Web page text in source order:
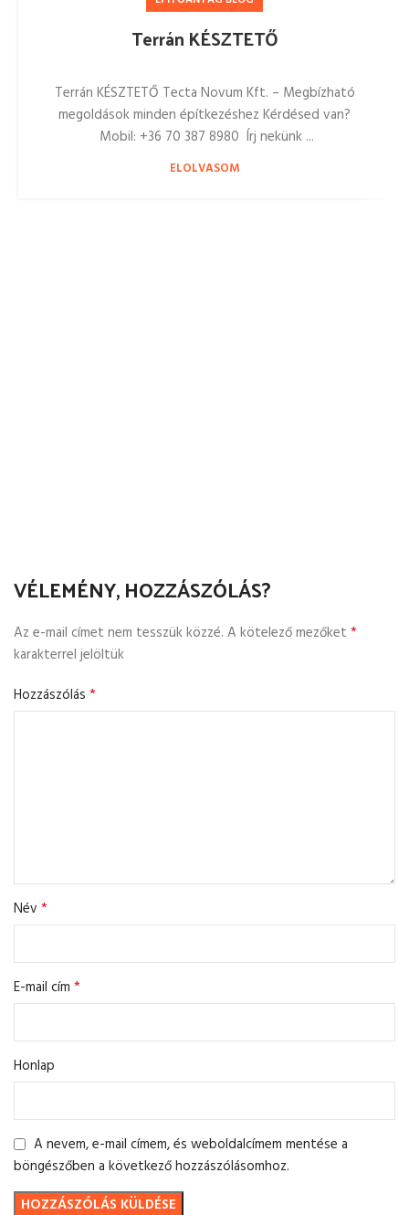
Terrán KÉSZTETŐ
Terrán KÉSZTETŐ Tecta Novum Kft. – Megbízható
megoldások minden építkezéshez Kérdésed van?
Mobil: +36 70 387 8980 Írj nekünk ...
ELOLVASOM
VÉLEMÉNY, HOZZÁSZÓLÁS?
Az e-mail címet nem tesszük közzé. A kötelező mezőket *
karakterrel jelöltük
Hozzászólás *
Név *
E-mail cím *
Honlap
A nevem, e-mail címem, és weboldalcímem mentése a
böngészőben a következő hozzászólásomhoz.